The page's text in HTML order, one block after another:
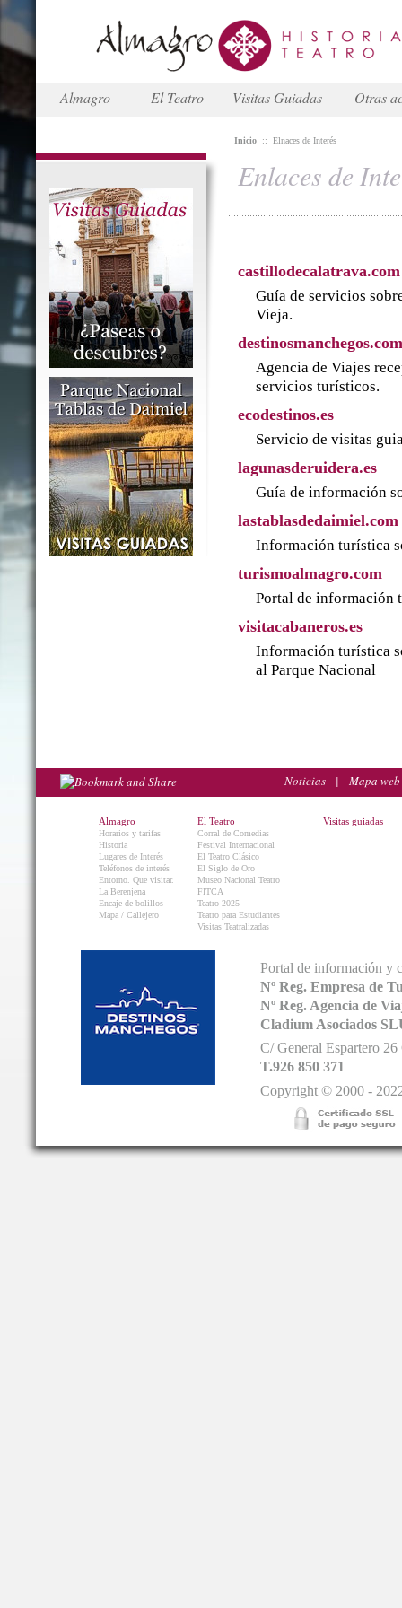
Almagro El Teatro Visitas Guiadas Otras
Inicio :: Elnaces de Interés
Enlaces de
castillodecalatrava.com
Guía de servicios
Vieja.
destinosmanchegos.com
Agencia de Viajes
servicios turísticos.
ecodestinos.es
Servicio de visitas
lagunasderuidera.es
Guía de información
lastablasdedaimiel.com
Información turística
turismoalmagro.com
Portal de información
visitacabaneros.es
Información turística
al Parque Nacional
Noticias | Mapa web
Almagro
Horarios y tarifas
Historia
Lugares de Interés
Teléfonos de interés
Entorno. Que visitar.
La Berenjena
Encaje de bolillos
Mapa / Callejero
El Teatro
Corral de Comedias
Festival Internacional
El Teatro Clásico
El Siglo de Oro
Museo Nacional Teatro
FITCA
Teatro 2025
Teatro para Estudiantes
Visitas Teatralizadas
Visitas guiadas
Portal de información y
Nº Reg. Empresa de
Nº Reg. Agencia de
Cladium Asociados
C/ General Espartero
T.926 850 371
Copyright © 2000 -